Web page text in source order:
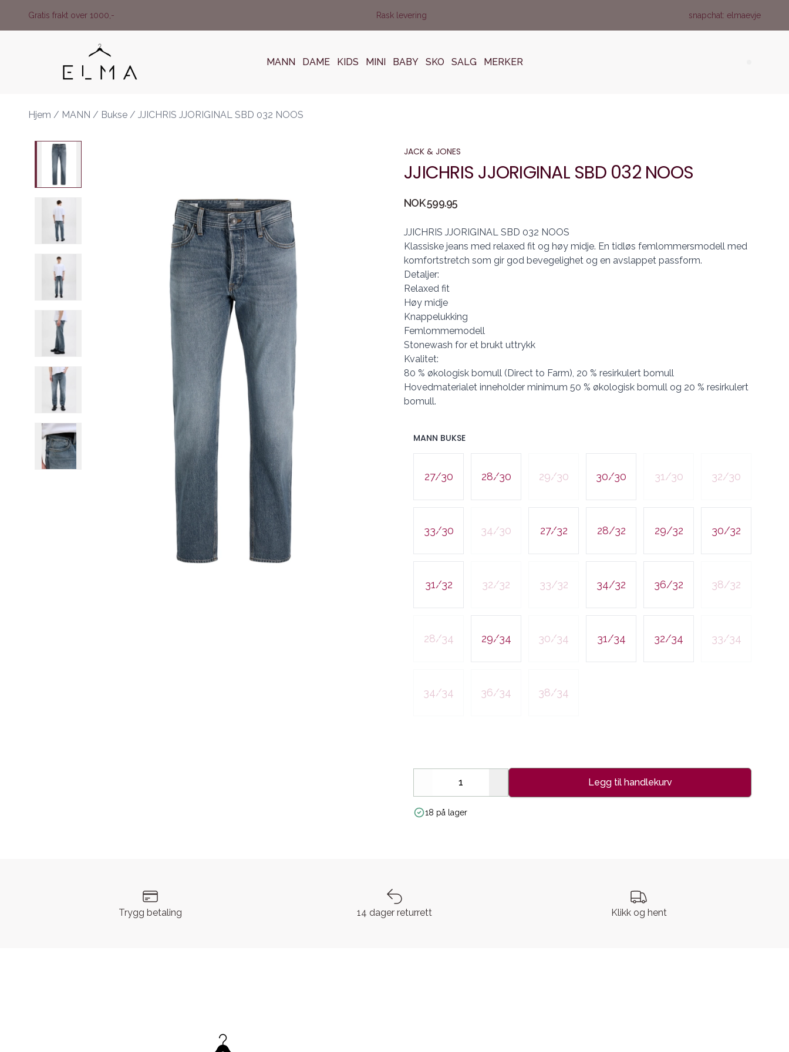
Gratis frakt over 1000,- Rask levering snapchat: elmaevje
MANN DAME KIDS MINI BABY SKO SALG MERKER
Hjem / MANN / Bukse / JJICHRIS JJORIGINAL SBD 032 NOOS
JACK & JONES
JJICHRIS JJORIGINAL SBD 032 NOOS
Produktdetaljer
NOK 599.95
Description
JJICHRIS JJORIGINAL SBD 032 NOOS
Klassiske jeans med relaxed fit og høy midje. En tidløs femlommersmodell med
komfortstretch som gir god bevegelighet og en avslappet passform.
Detaljer:
Relaxed fit
Høy midje
Knappelukking
Femlommemodell
Stonewash for et brukt uttrykk
Kvalitet:
80 % økologisk bomull (Direct to Farm), 20 % resirkulert bomull
Hovedmaterialet inneholder minimum 50 % økologisk bomull og 20 % resirkulert
bomull.
MANN BUKSE
Velg en MANN BUKSE
27/30 28/30 29/30 30/30 31/30 32/30
33/30 34/30 27/32 28/32 29/32 30/32
31/32 32/32 33/32 34/32 36/32 38/32
28/34 29/34 30/34 31/34 32/34 33/34
34/34 36/34 38/34
Decrease
Legg til handlekurv
18 på lager
Trygg betaling 14 dager returrett Klikk og hent